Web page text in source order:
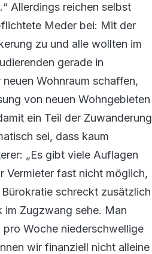
Allerdings reichen selbst
Meder bei: Mit der
zu und alle wollten im
gerade in
Wohnraum schaffen,
von neuen Wohngebieten
ein Teil der Zuwanderung
sei, dass kaum
„Es gibt viele Auflagen
Vermieter fast nicht möglich,
schreckt zusätzlich
im Zugzwang sehe. Man
Woche niederschwellige
wir finanziell nicht alleine